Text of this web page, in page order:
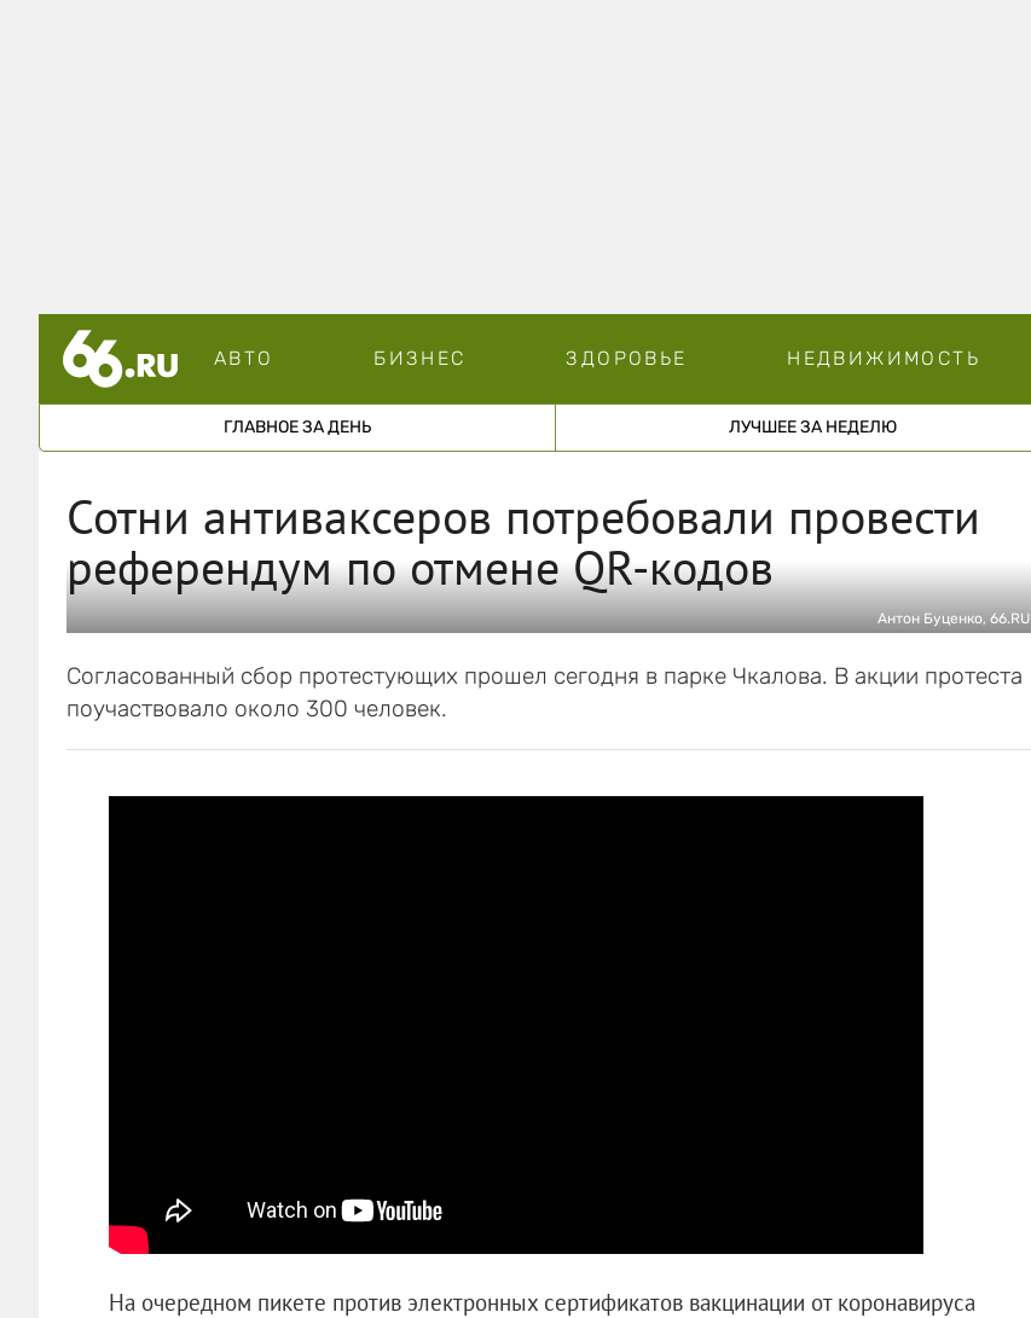
АВТО БИЗНЕС ЗДОРОВЬЕ НЕДВИЖИМОСТЬ
ГЛАВНОЕ ЗА ДЕНЬ ЛУЧШЕЕ ЗА НЕДЕЛЮ
Сотни антиваксеров потребовали провести
референдум по отмене QR-кодов
Антон Буценко, 66.RU
Согласованный сбор протестующих прошел сегодня в парке Чкалова. В акции протеста
поучаствовало около 300 человек.
На очередном пикете против электронных сертификатов вакцинации от коронавируса